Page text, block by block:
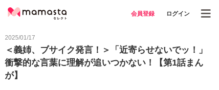
会員登録 ログイン
2025/01/17
＜義姉、ブサイク発言！＞「近寄らせないでッ！」
衝撃的な言葉に理解が追いつかない！【第1話まん
が】